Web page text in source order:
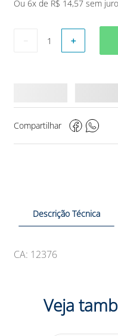
Ou 6x de R$ 14,57 sem
＋
Compartilhar
Descrição Técnica
CA: 12376
Veja